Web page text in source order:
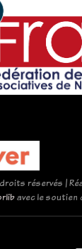
réservés |
avec le soutien